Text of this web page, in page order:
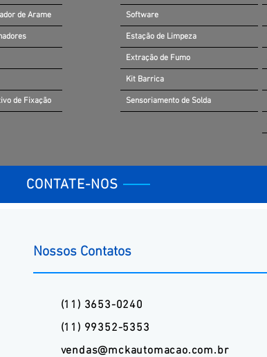
de Arame
de Fixação
Software
Estação de Limpeza
Extração de Fumo
Kit Barrica
Sensoriamento de Solda
CONTATE-NOS
Nossos Contatos
(11) 3653-0240
(11) 99352-5353
vendas@mckautomacao.com.br